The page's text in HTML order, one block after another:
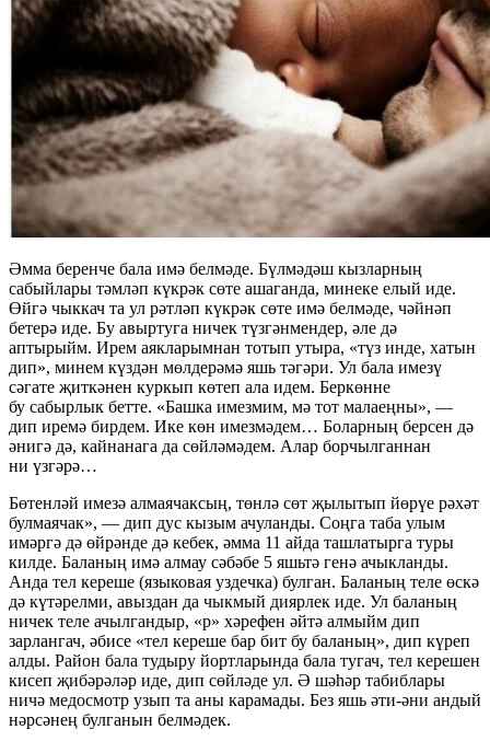
Әмма беренче бала имә белмәде. Бүлмәдәш кызларның
сабыйлары тәмләп күкрәк сөте ашаганда, минеке елый иде.
Өйгә чыккач та ул рәтләп күкрәк сөте имә белмәде, чәйнәп
бетерә иде. Бу авыртуга ничек түзгәнмендер, әле дә
аптырыйм. Ирем аякларымнан тотып утыра, «түз инде, хатын
дип», минем күздән мөлдерәмә яшь тәгәри. Ул бала имезү
сәгате җиткәнен куркып көтеп ала идем. Беркөнне
бу сабырлык бетте. «Башка имезмим, мә тот малаеңны», —
дип иремә бирдем. Ике көн имезмәдем… Боларның берсен дә
әнигә дә, кайнанага да сөйләмәдем. Алар борчылганнан
ни үзгәрә…
Бөтенләй имезә алмаячаксың, төнлә сөт җылытып йөрүе рәхәт
булмаячак», — дип дус кызым ачуланды. Соңга таба улым
имәргә дә өйрәнде дә кебек, әмма 11 айда ташлатырга туры
килде. Баланың имә алмау сәбәбе 5 яшьтә генә ачыкланды.
Анда тел кереше (языковая уздечка) булган. Баланың теле өскә
дә күтәрелми, авыздан да чыкмый диярлек иде. Ул баланың
ничек теле ачылгандыр, «р» хәрефен әйтә алмыйм дип
зарлангач, әбисе «тел кереше бар бит бу баланың», дип күреп
алды. Район бала тудыру йортларында бала тугач, тел керешен
кисеп җибәрәләр иде, дип сөйләде ул. Ә шәһәр табиблары
ничә медосмотр узып та аны карамады. Без яшь әти-әни андый
нәрсәнең булганын белмәдек.